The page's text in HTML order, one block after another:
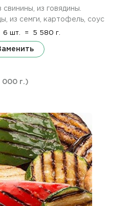
свинины, из говядины.
из семги, картофель, соус
6 шт. = 5 580 г.
000 г.)